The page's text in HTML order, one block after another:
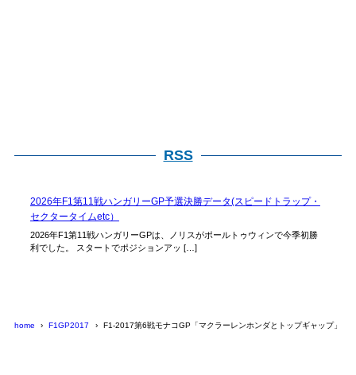
RSS
2026年F1第11戦ハンガリーGP予選決勝データ(スピードトラップ・
セクタータイムetc）
2026年F1第11戦ハンガリーGPは、ノリスがポールトゥウィンで今季初勝
利でした。 スタートでポジションアッ […]
home F1GP2017 F1-2017第6戦モナコGP「マクラーレンホンダとトップギャップ」㊹